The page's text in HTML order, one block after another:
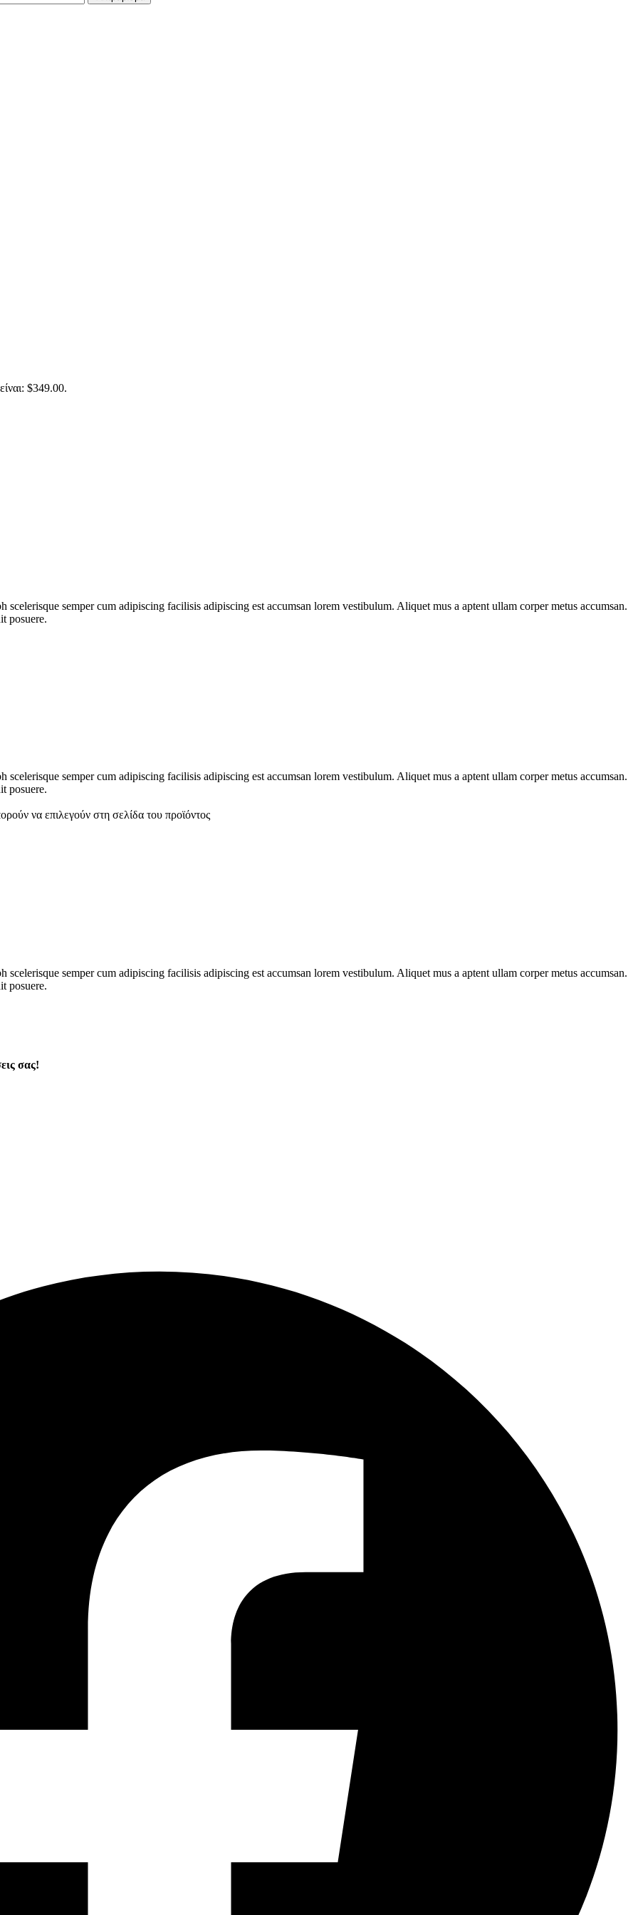
$349.00.
scelerisque semper cum adipiscing facilisis adipiscing est accumsan lorem vestibulum. Aliquet mus a aptent ullam corper metus accumsan.
posuere.
scelerisque semper cum adipiscing facilisis adipiscing est accumsan lorem vestibulum. Aliquet mus a aptent ullam corper metus accumsan.
posuere.
να επιλεγούν στη σελίδα του προϊόντος
scelerisque semper cum adipiscing facilisis adipiscing est accumsan lorem vestibulum. Aliquet mus a aptent ullam corper metus accumsan.
posuere.
σας!